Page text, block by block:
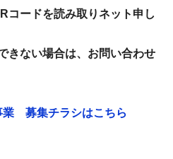
コードを読み取りネット申し
きない場合は、お問い合わせ
業 募集チラシはこちら